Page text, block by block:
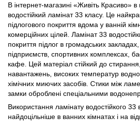
В інтернет-магазині «Живіть Красиво» в
водостійкий ламінат 33 класу. Це
підлогового покриття вдома у ванній
комерційних цілей. Ламінат 33
покриття підлог в громадських
підприємств, спортивних комплексах,
кафе. Цей матеріал стійкий до
навантажень, високих температур
хімічних миючих засобів. Стики між
замки оброблені спеціальними
Використання ламінату водостійкого
найдоцільніше в ванних кімнатах і на